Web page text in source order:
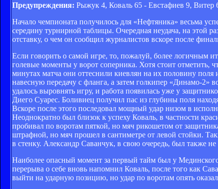
Предупреждения: Рыжук 4, Коваль 65 - Евстафиев 9, Витер
Начало чемпионата получилось для «Нефтяника» весьма
середину турнирной таблицы. Очередная неудача, на этой
отставку, о чем он сообщил журналистов вскоре после
Если говорить о самой игре, то, пожалуй, более логичным
голевые моменты у ворот соперника. Хотя стоит отметить,
минутах матча они оттеснили киевлян на их половину
навесную передачу с фланга, а затем голкипер «Динамо-2»
удалось выровнять игру, и работа появилась уже у
Диего Суарес. Боливиец получил пас из глубины поля
Вскоре после этого последовал мощный удар низом в
Неоднократно был близок к успеху Коваль, в частности
пробивал по воротам пяткой, но мяч рикошетом от
штрафной, но мяч прошел в сантиметре от левой стойки.
в стенку. Александр Саванчук, в свою очередь, был также
Наиболее опасный момент за первый тайм был у
перерыва о себе вновь напомнил Коваль, после того как
выйти на ударную позицию, но удар по воротам опять